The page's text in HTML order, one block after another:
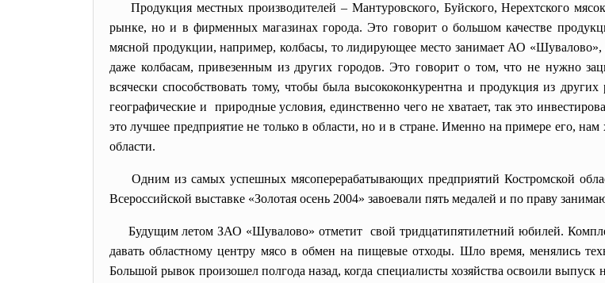
Продукция местных производителей – Мантуровского, Буйского, Нерехтского
рынке, но и в фирменных магазинах города. Это говорит о большом качестве
мясной продукции, например, колбасы, то лидирующее место занимает АО «Шувалово»,
даже колбасам, привезенным из других городов. Это говорит о том, что не нужно
всячески способствовать тому, чтобы была высококонкурентна и продукция из
географические и природные условия, единственно чего не хватает, так это
это лучшее предприятие не только в области, но и в стране. Именно на примере его,
области.
Одним из самых успешных мясоперерабатывающих предприятий Костромской
Всероссийской выставке «Золотая осень 2004» завоевали пять медалей и по праву
Будущим летом ЗАО «Шувалово» отметит свой тридцатипятилетний юбилей.
давать областному центру мясо в обмен на пищевые отходы. Шло время, менялись
Большой рывок произошел полгода назад, когда специалисты хозяйства освоили